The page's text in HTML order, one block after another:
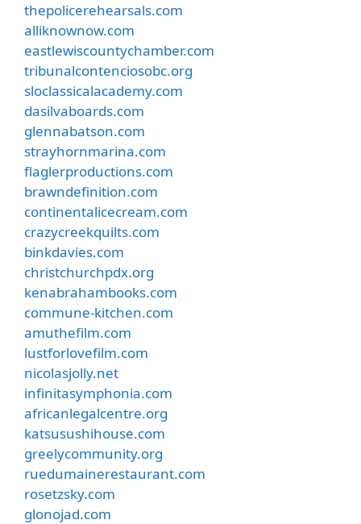
thepolicerehearsals.com
alliknownow.com
eastlewiscountychamber.com
tribunalcontenciosobc.org
sloclassicalacademy.com
dasilvaboards.com
glennabatson.com
strayhornmarina.com
flaglerproductions.com
brawndefinition.com
continentalicecream.com
crazycreekquilts.com
binkdavies.com
christchurchpdx.org
kenabrahambooks.com
commune-kitchen.com
amuthefilm.com
lustforlovefilm.com
nicolasjolly.net
infinitasymphonia.com
africanlegalcentre.org
katsusushihouse.com
greelycommunity.org
ruedumainerestaurant.com
rosetzsky.com
glonojad.com